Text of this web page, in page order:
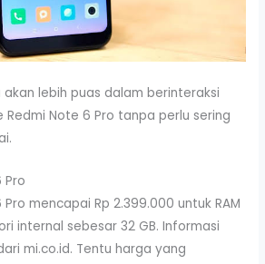
lebih puas dalam berinteraksi
Note 6 Pro tanpa perlu sering
Pro
mencapai Rp 2.399.000 untuk RAM
internal sebesar 32 GB. Informasi
mi.co.id. Tentu harga yang